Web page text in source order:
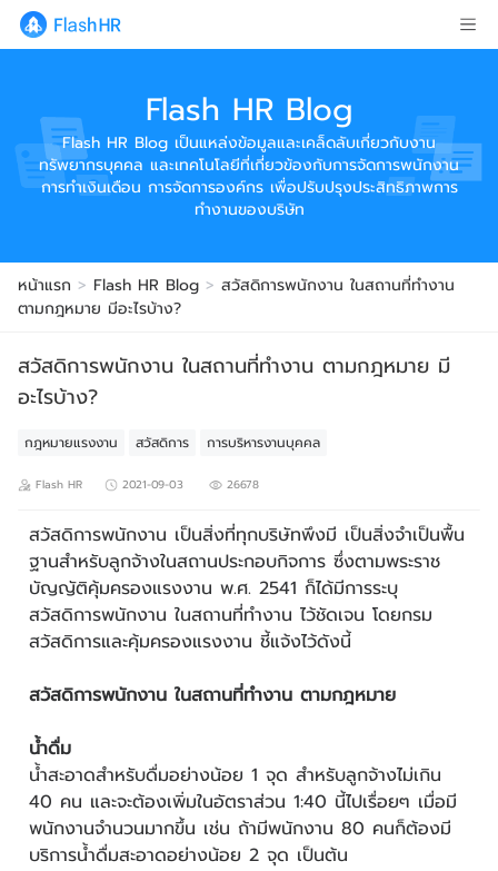
Flash HR Blog
Flash HR Blog เป็นแหล่งข้อมูลและเคล็ดลับเกี่ยวกับงาน
ทรัพยากรบุคคล และเทคโนโลยีที่เกี่ยวข้องกับการจัดการพนักงาน
การทำเงินเดือน การจัดการองค์กร เพื่อปรับปรุงประสิทธิภาพการ
ทำงานของบริษัท
หน้าแรก > Flash HR Blog > สวัสดิการพนักงาน ในสถานที่ทำงาน
ตามกฎหมาย มีอะไรบ้าง?
สวัสดิการพนักงาน ในสถานที่ทำงาน ตามกฎหมาย มี
อะไรบ้าง?
กฎหมายแรงงาน สวัสดิการ การบริหารงานบุคคล
Flash HR 2021-09-03 26678
สวัสดิการพนักงาน เป็นสิ่งที่ทุกบริษัทพึงมี เป็นสิ่งจำเป็นพื้น
ฐานสำหรับลูกจ้างในสถานประกอบกิจการ ซึ่งตามพระราช
บัญญัติคุ้มครองแรงงาน พ.ศ. 2541 ก็ได้มีการระบุ
สวัสดิการพนักงาน ในสถานที่ทำงาน ไว้ชัดเจน โดยกรม
สวัสดิการและคุ้มครองแรงงาน ชี้แจ้งไว้ดังนี้
สวัสดิการพนักงาน ในสถานที่ทำงาน ตามกฎหมาย
น้ำดื่ม
น้ำสะอาดสำหรับดื่มอย่างน้อย 1 จุด สำหรับลูกจ้างไม่เกิน
40 คน และจะต้องเพิ่มในอัตราส่วน 1:40 นี้ไปเรื่อยๆ เมื่อมี
พนักงานจำนวนมากขึ้น เช่น ถ้ามีพนักงาน 80 คนก็ต้องมี
บริการน้ำดื่มสะอาดอย่างน้อย 2 จุด เป็นต้น